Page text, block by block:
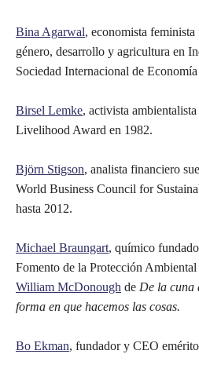
Bina Agarwal, economista
género, desarrollo y agricultura en
Sociedad Internacional de
Birsel Lemke, activista
Livelihood Award en 1982.
Björn Stigson, analista financiero
World Business Council for
hasta 2012.
Michael Braungart, químico
Fomento de la Protección
William McDonough de De la cuna
forma en que hacemos las cosas.
Bo Ekman, fundador y CEO